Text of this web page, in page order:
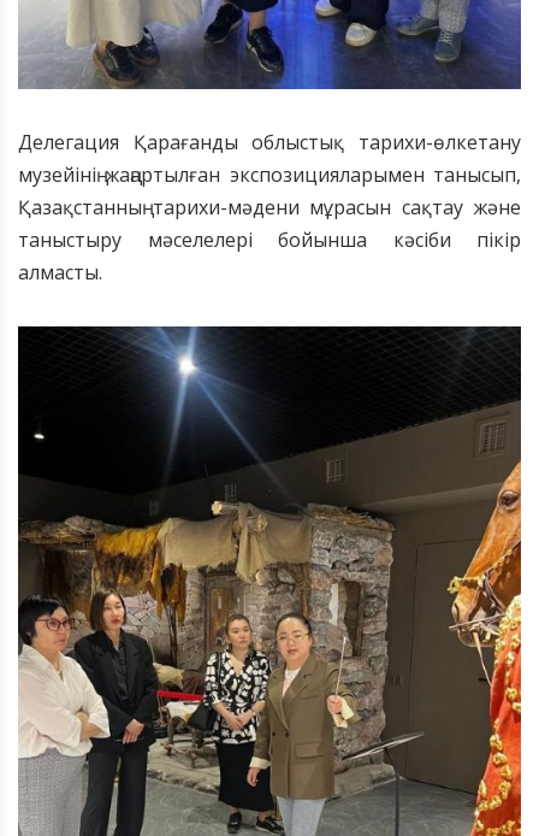
Делегация Қарағанды облыстық тарихи-өлкетану
музейініңжаңартылған экспозицияларымен танысып,
Қазақстанның тарихи-мәдени мұрасын сақтау және
таныстыру мәселелері бойынша кәсіби пікір
алмасты.